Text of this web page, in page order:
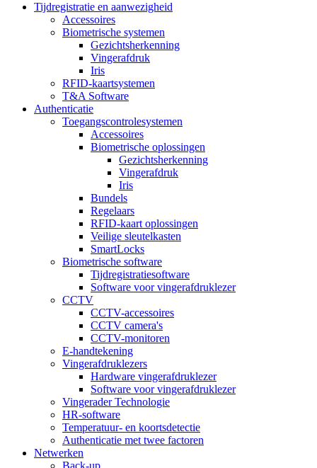
Tijdregistratie en aanwezigheid
Accessoires
Biometrische systemen
Gezichtsherkenning
Vingerafdruk
Iris
RFID-kaartsystemen
T&A Software
Authenticatie
Toegangscontrolesystemen
Accessoires
Biometrische oplossingen
Gezichtsherkenning
Vingerafdruk
Iris
Bundels
Regelaars
RFID-kaart oplossingen
Veilige sleutelkasten
SmartLocks
Biometrische software
Tijdregistratiesoftware
Software voor vingerafdruklezer
CCTV
CCTV-accessoires
CCTV camera's
CCTV-monitoren
E-handtekening
Vingerafdruklezers
Hardware vingerafdruklezer
Software voor vingerafdruklezer
Vingerader Technologie
HR-software
Temperatuur- en koortsdetectie
Authenticatie met twee factoren
Netwerken